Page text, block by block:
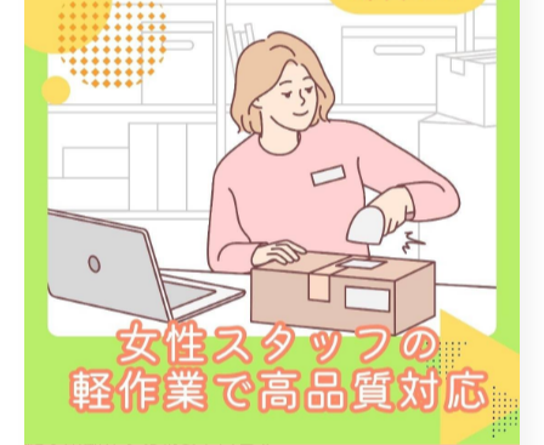
ています。
まとめ
子育て世代に効果的なプロモーションは、チラシの同梱
広告・SNS広告・商品サンプルなどがあります。
一方的な広告ではなく、生活者の目線に立った提案こそ
が、長期的なファン獲得につながるでしょう。
『株式会社HR』は、松戸市で発送代行や梱包・グッズ制